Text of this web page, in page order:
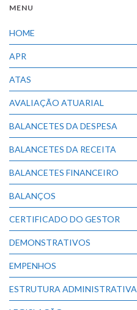
MENU
HOME
APR
ATAS
AVALIAÇÃO ATUARIAL
BALANCETES DA DESPESA
BALANCETES DA RECEITA
BALANCETES FINANCEIRO
BALANÇOS
CERTIFICADO DO GESTOR
DEMONSTRATIVOS
EMPENHOS
ESTRUTURA ADMINISTRATIVA